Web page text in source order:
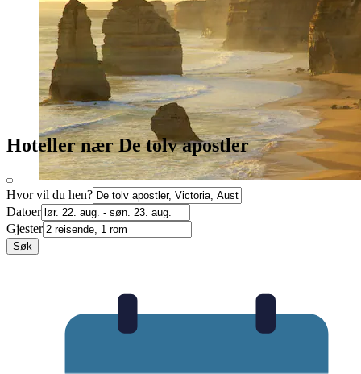
Hoteller nær De tolv apostler
Hvor vil du hen?
Datoer
Gjester
Søk